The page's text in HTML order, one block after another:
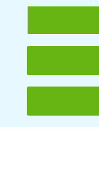
Allgemeine